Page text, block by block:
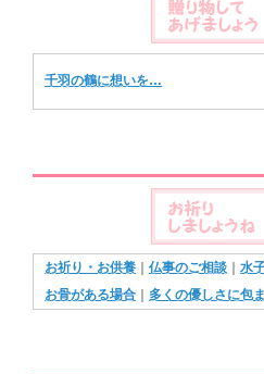
千羽の鶴に想いを…
お祈り・お供養 仏事のご相談 水
お骨がある場合
多くの優しさに包